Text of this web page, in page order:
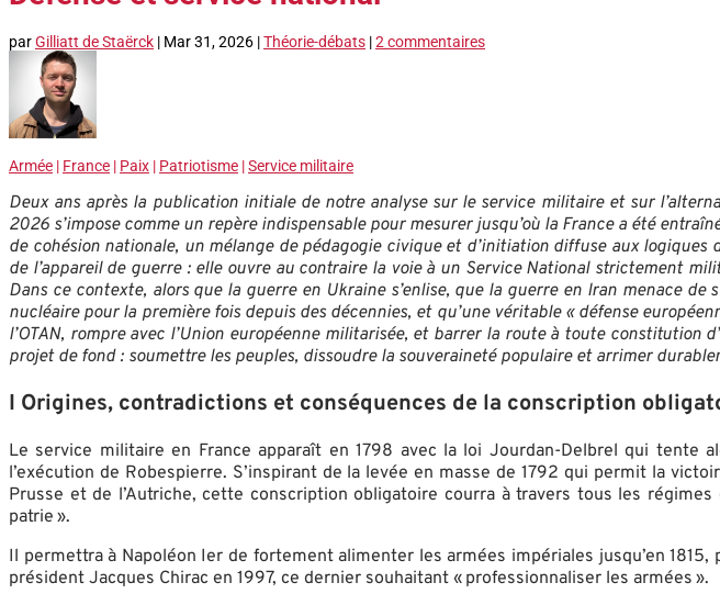
parGilliatt de Staërck | Mar 31, 2026 |Théorie-débats |2 commentaires
Armée | France | Paix | Patriotisme |Service militaire
Deux ans après la publication initiale de notre analyse sur le service militaire et sur
2026 s’impose comme un repère indispensable pour mesurer jusqu’où la France a été
de cohésion nationale, un mélange de pédagogie civique et d’initiation diffuse aux
de l’appareil de guerre : elle ouvre au contraire la voie à un Service National strictement
Dans ce contexte, alors que la guerre en Ukraine s’enlise, que la guerre en Iran menace
nucléaire pour la première fois depuis des décennies, et qu’une véritable « défense
l’OTAN, rompre avec l’Union européenne militarisée, et barrer la route à toute constitution
projet de fond : soumettre les peuples, dissoudre la souveraineté populaire et arrimer
I Origines, contradictions et conséquences de la conscription
Le service militaire en France apparaît en 1798 avec la loi Jourdan-Delbrel qui tente
l’exécution de Robespierre. S’inspirant de la levée en masse de 1792 qui permit la
Prusse et de l’Autriche, cette conscription obligatoire courra à travers tous les
patrie ».
Il permettra à Napoléon Ier de fortement alimenter les armées impériales jusqu’en
président Jacques Chirac en 1997, ce dernier souhaitant « professionnaliser les armées ».